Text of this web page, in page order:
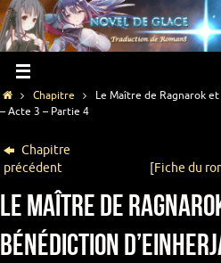
Chapitre
Le Maître de Ragnarok
– Acte 3 – Partie 4
Chapitre
précédent
[Fiche du
Le Maître de
Bénédiction